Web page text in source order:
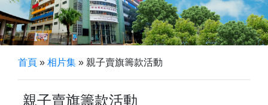
首頁 » 相片集 » 親子賣旗籌款活動
親子賣旗籌款活動